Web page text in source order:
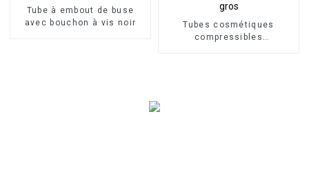
Tube à embout de buse
avec bouchon à vis noir
Tubes cosmétiques
compressibles